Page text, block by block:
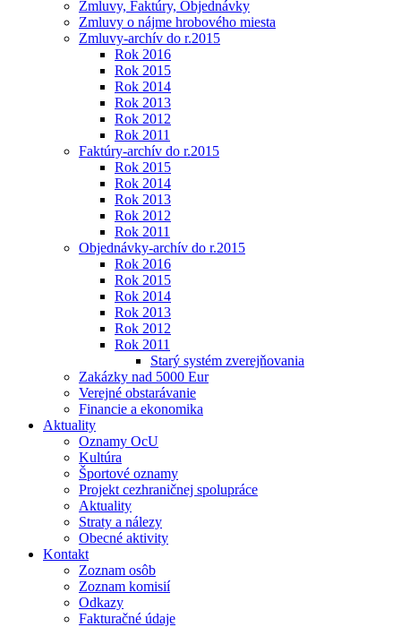
Zmluvy, Faktúry, Objednávky
Zmluvy o nájme hrobového miesta
Zmluvy-archív do r.2015
Rok 2016
Rok 2015
Rok 2014
Rok 2013
Rok 2012
Rok 2011
Faktúry-archív do r.2015
Rok 2015
Rok 2014
Rok 2013
Rok 2012
Rok 2011
Objednávky-archív do r.2015
Rok 2016
Rok 2015
Rok 2014
Rok 2013
Rok 2012
Rok 2011
Starý systém zverejňovania
Zakázky nad 5000 Eur
Verejné obstarávanie
Financie a ekonomika
Aktuality
Oznamy OcU
Kultúra
Športové oznamy
Projekt cezhraničnej spolupráce
Aktuality
Straty a nálezy
Obecné aktivity
Kontakt
Zoznam osôb
Zoznam komisií
Odkazy
Fakturačné údaje